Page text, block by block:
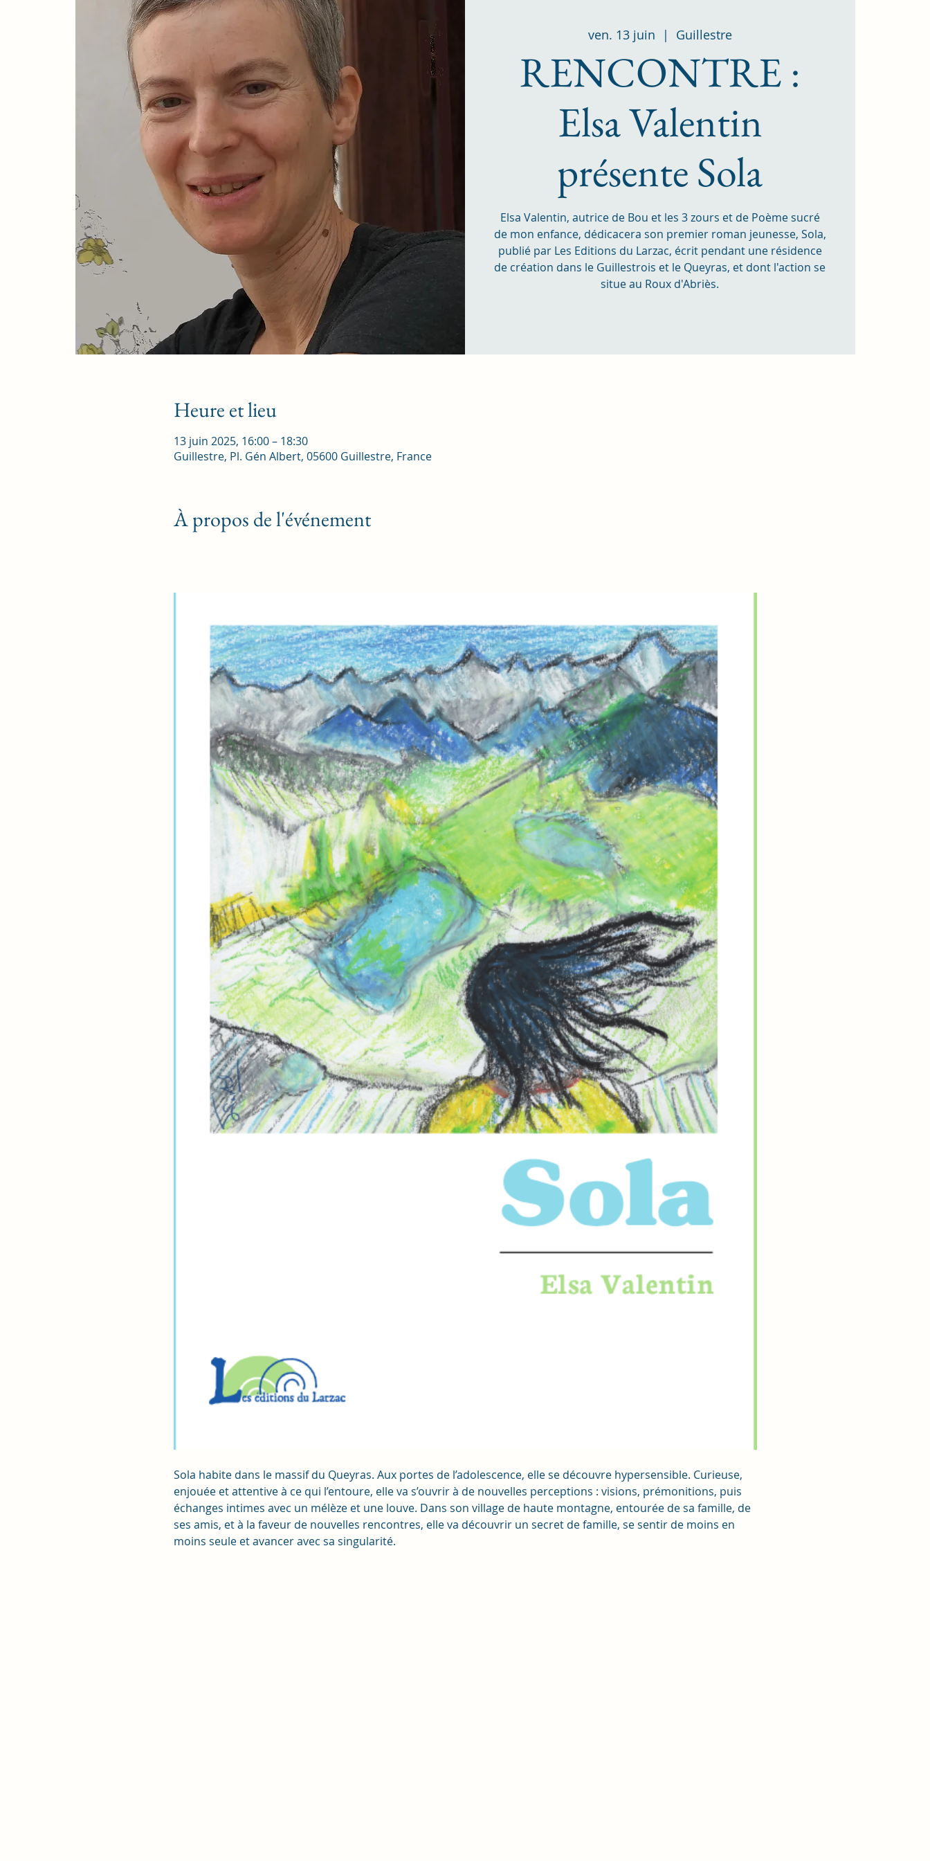
ven. 13 juin
  |
Guillestre
RENCONTRE :
Elsa Valentin
présente Sola
Elsa Valentin, autrice de Bou et les 3 zours et de Poème sucré
de mon enfance, dédicacera son premier roman jeunesse, Sola,
publié par Les Editions du Larzac, écrit pendant une résidence
de création dans le Guillestrois et le Queyras, et dont l'action se
situe au Roux d'Abriès.
Heure et lieu
13 juin 2025, 16:00 – 18:30
Guillestre, Pl. Gén Albert, 05600 Guillestre, France
À propos de l'événement
Sola habite dans le massif du Queyras. Aux portes de l’adolescence, elle se découvre hypersensible. Curieuse,
enjouée et attentive à ce qui l’entoure, elle va s’ouvrir à de nouvelles perceptions : visions, prémonitions, puis
échanges intimes avec un mélèze et une louve. Dans son village de haute montagne, entourée de sa famille, de
ses amis, et à la faveur de nouvelles rencontres, elle va découvrir un secret de famille, se sentir de moins en
moins seule et avancer avec sa singularité.